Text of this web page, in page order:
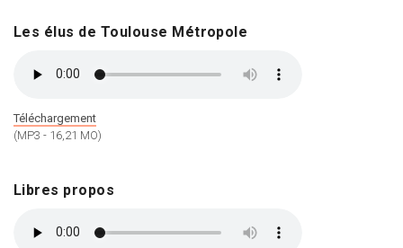
Les élus de Toulouse Métropole
Téléchargement
(MP3 - 16,21 MO)
Libres propos